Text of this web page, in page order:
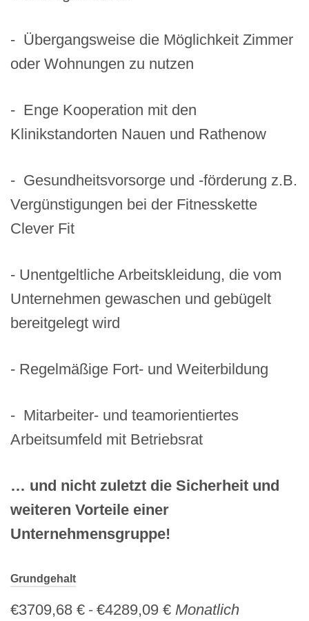
- Übergangsweise die Möglichkeit Zimmer
oder Wohnungen zu nutzen
- Enge Kooperation mit den
Klinikstandorten Nauen und Rathenow
- Gesundheitsvorsorge und -förderung z.B.
Vergünstigungen bei der Fitnesskette
Clever Fit
- Unentgeltliche Arbeitskleidung, die vom
Unternehmen gewaschen und gebügelt
bereitgelegt wird
- Regelmäßige Fort- und Weiterbildung
- Mitarbeiter- und teamorientiertes
Arbeitsumfeld mit Betriebsrat
… und nicht zuletzt die Sicherheit und
weiteren Vorteile einer
Unternehmensgruppe!
Grundgehalt
€3709,68 € - €4289,09 € Monatlich